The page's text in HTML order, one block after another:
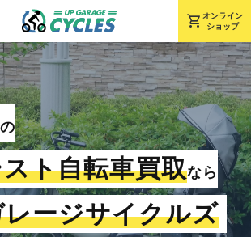
shopping_cart オンライン
ショップ
ト自転車買取なら
ージサイクルズ